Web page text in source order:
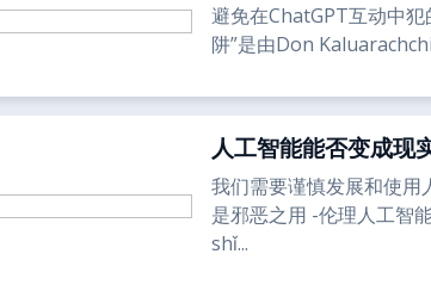
避免在ChatGPT互动中
阱”是由Don
人工智能能否变成现
我们需要谨慎发展和使用
是邪恶之用 -伦理人工智
shǐ...